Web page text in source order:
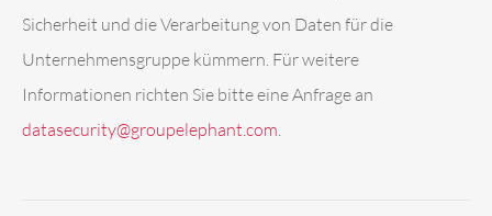
Sicherheit und die Verarbeitung von Daten für die
Unternehmensgruppe kümmern. Für weitere
Informationen richten Sie bitte eine Anfrage an
datasecurity@groupelephant.com